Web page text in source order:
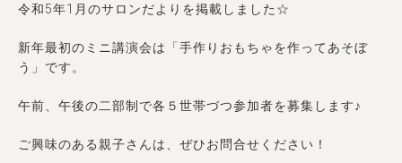
令和5年1月のサロンだよりを掲載しました☆
新年最初のミニ講演会は「手作りおもちゃを作ってあそぼ
う」です。
午前、午後の二部制で各５世帯づつ参加者を募集します♪
ご興味のある親子さんは、ぜひお問合せください！